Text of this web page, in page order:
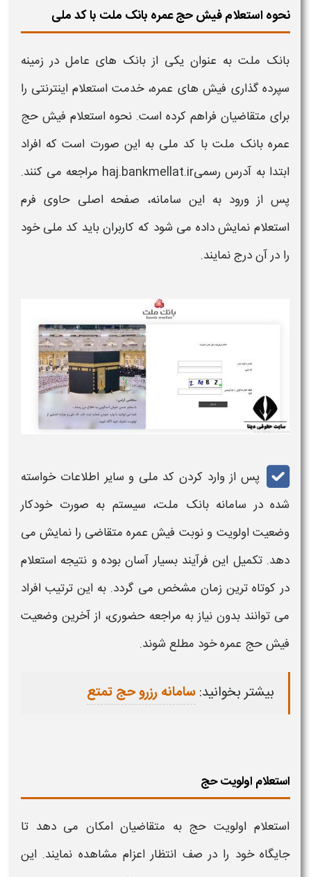
نحوه استعلام فیش حج عمره بانک ملت با کد ملی
بانک ملت به عنوان یکی از بانک های عامل در زمینه
سپرده گذاری فیش های عمره، خدمت استعلام اینترنتی را
برای متقاضیان فراهم کرده است. نحوه استعلام فیش حج
عمره بانک ملت با کد ملی به این صورت است که افراد
ابتدا به آدرس رسمیhaj.bankmellat.ir مراجعه می کنند.
پس از ورود به این سامانه، صفحه اصلی حاوی فرم
استعلام نمایش داده می شود که کاربران باید کد ملیخود
را در آن درج نمایند.
پس از وارد کردن کد ملی و سایر اطلاعات خواسته
شده در سامانه بانک ملت، سیستم به صورت خودکار
وضعیت اولویت و نوبت فیش عمره متقاضی را نمایش می
دهد. تکمیل این فرآیند بسیار آسان بوده و نتیجه استعلام
در کوتاه ترین زمان مشخص می گردد. به این ترتیب افراد
می توانند بدون نیاز به مراجعه حضوری، از آخرین وضعیت
فیشحج عمرهخود مطلع شوند.
بیشتر بخوانید:سامانه رزرو حج تمتع
استعلام اولویت حج
استعلام اولویت حج به متقاضیان امکان می دهد تا
جایگاه خود را در صف انتظار اعزام مشاهده نمایند. این